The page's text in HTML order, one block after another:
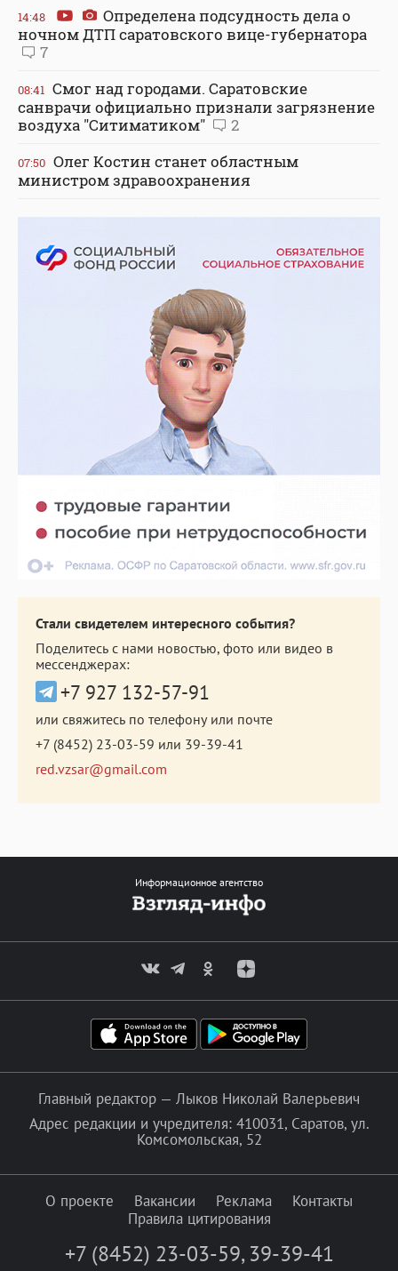
14:48
Определена подсудность дела о
ночном ДТП саратовского вице-губернатора
7
08:41 Смог над городами. Саратовские
санврачи официально признали загрязнение
воздуха "Ситиматиком"
2
07:50 Олег Костин станет областным
министром здравоохранения
Стали свидетелем интересного события?
Поделитесь с нами новостью, фото или видео в
мессенджерах:
+7 927 132-57-91
или свяжитесь по телефону или почте
+7 (8452) 23-03-59 или 39-39-41
red.vzsar@gmail.com
Информационное агентство
Главный редактор — Лыков Николай Валерьевич
Адрес редакции и учредителя: 410031, Саратов, ул.
Комсомольская, 52
О проекте Вакансии Реклама
Контакты
Правила цитирования
+7 (8452) 23-03-59, 39-39-41